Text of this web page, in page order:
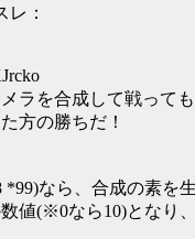
：
ラを合成して戦っても
方の勝ちだ！
なら、合成の素を
値(※0なら10)となり